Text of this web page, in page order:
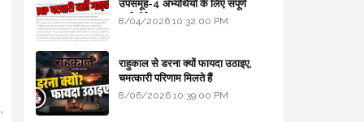
उपसमूह-4 अभ्यर्थियों के लिए संपूर्ण
मार्गदर्शिका
8/04/2026 10:32:00 PM
राहुकाल से डरना क्यों फायदा उठाइए,
चमत्कारी परिणाम मिलते हैं
8/06/2026 10:39:00 PM